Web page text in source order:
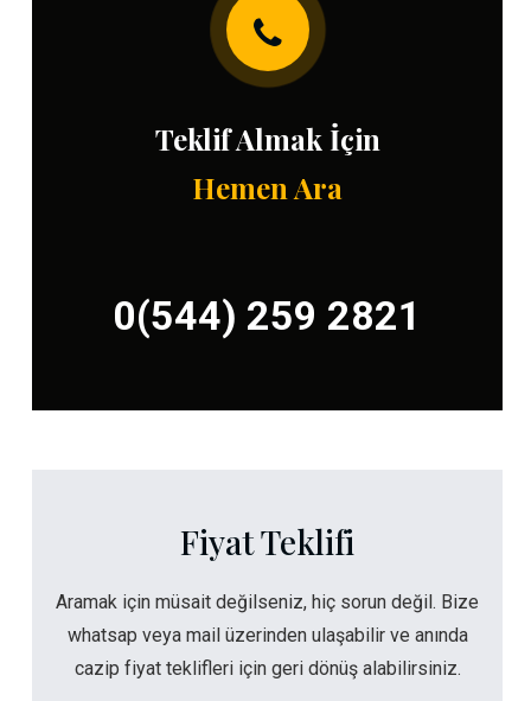
Teklif Almak İçin
Hemen Ara
0(544) 259 2821
Fiyat Teklifi
Aramak için müsait değilseniz, hiç sorun değil. Bize
whatsap veya mail üzerinden ulaşabilir ve anında
cazip fiyat teklifleri için geri dönüş alabilirsiniz.